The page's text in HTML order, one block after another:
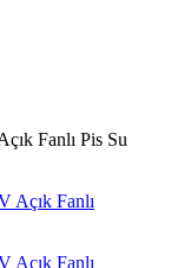
Fanlı Pis Su